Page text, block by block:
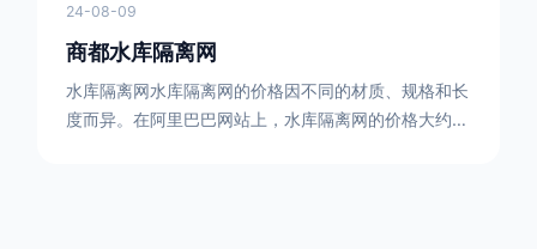
24-08-09
商都水库隔离网
水库隔离网水库隔离网的价格因不同的材质、规格和长
度而异。在阿里巴巴网站上，水库隔离网的价格大约在